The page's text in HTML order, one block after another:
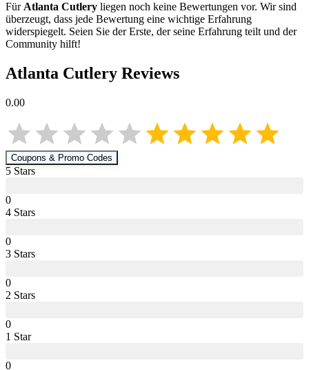
FürAtlanta Cutlery liegen noch keine Bewertungen vor. Wir sind
überzeugt, dass jede Bewertung eine wichtige Erfahrung
widerspiegelt. Seien Sie der Erste, der seine Erfahrung teilt und der
Community hilft!
Atlanta Cutlery Reviews
0.00
Coupons & Promo Codes
5 Stars
0
4 Stars
0
3 Stars
0
2 Stars
0
1 Star
0